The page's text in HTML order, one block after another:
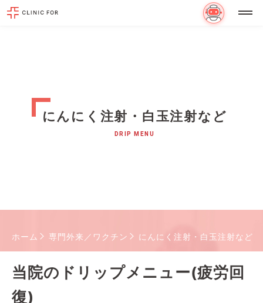
にんにく注射・白玉注射など
DRIP MENU
ホーム 専門外来／ワクチン にんにく注射・白玉注射など
当院のドリップメニュー(疲労回
復)